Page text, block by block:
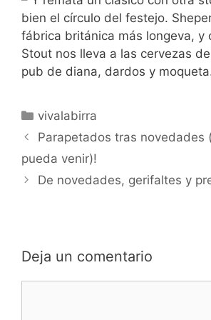
bien el círculo del festejo.
fábrica británica más longeva, y
Stout nos lleva a las cervezas
pub de diana, dardos y
Categorías
vivalabirra
Parapetados tras novedades
pueda venir)!
De novedades, gerifaltes y
Deja un comentario